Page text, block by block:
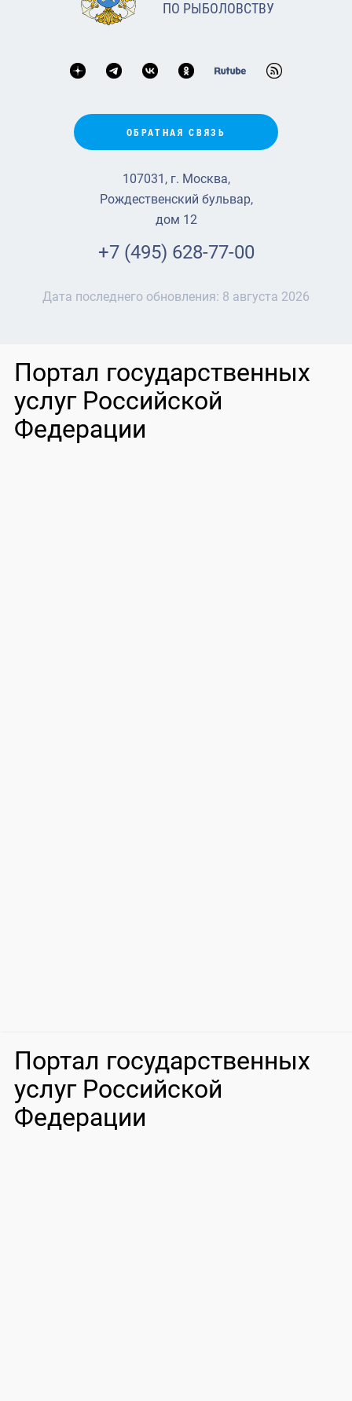
ПО РЫБОЛОВСТВУ
ОБРАТНАЯ СВЯЗЬ
107031, г. Москва,
Рождественский бульвар,
дом 12
+7 (495) 628-77-00
Дата последнего обновления: 8 августа 2026
Портал государственных
услуг Российской
Федерации
Портал государственных
услуг Российской
Федерации